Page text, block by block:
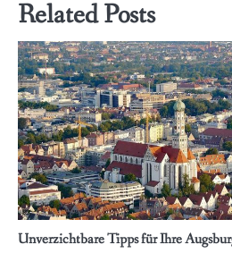
Related Posts
Unverzichtbare Tipps für Ihre